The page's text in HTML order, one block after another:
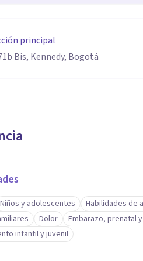
principal
Bis, Kennedy, Bogotá
Niños y adolescentes Habilidades de
Dolor Embarazo, prenatal
infantil y juvenil